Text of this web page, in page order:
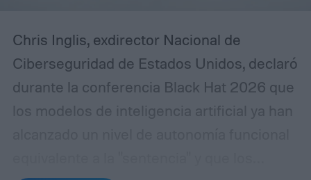
Chris Inglis, exdirector Nacional de
Ciberseguridad de Estados Unidos, declaró
durante la conferencia Black Hat 2026 que
los modelos de inteligencia artificial ya han